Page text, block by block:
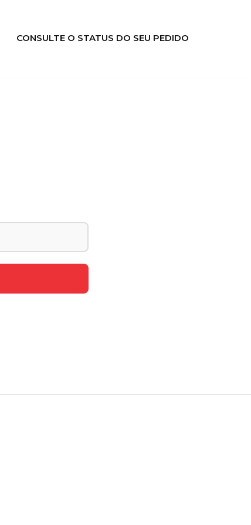
CONSULTE O STATUS DO SEU PEDIDO